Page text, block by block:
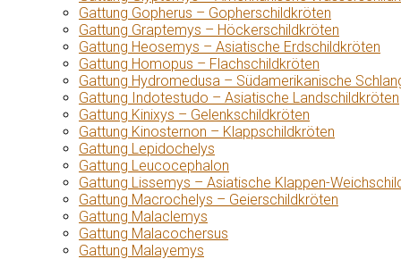
Gattung Gopherus – Gopherschildkröten
Gattung Graptemys – Höckerschildkröten
Gattung Heosemys – Asiatische Erdschildkröten
Gattung Homopus – Flachschildkröten
Gattung Hydromedusa – Südamerikanische
Gattung Indotestudo – Asiatische Landschildkröten
Gattung Kinixys – Gelenkschildkröten
Gattung Kinosternon – Klappschildkröten
Gattung Lepidochelys
Gattung Leucocephalon
Gattung Lissemys – Asiatische Klappen-
Gattung Macrochelys – Geierschildkröten
Gattung Malaclemys
Gattung Malacochersus
Gattung Malayemys